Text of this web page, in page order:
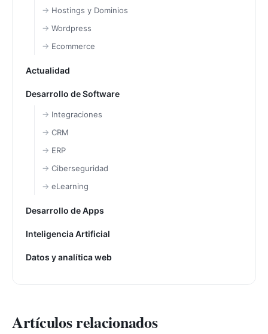
Hostings y Dominios
Wordpress
Ecommerce
Actualidad
Desarrollo de Software
Integraciones
CRM
ERP
Ciberseguridad
eLearning
Desarrollo de Apps
Inteligencia Artificial
Datos y analítica web
Artículos relacionados